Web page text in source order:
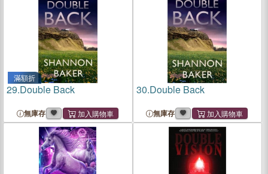
滿額折
29.Double Back
無庫存
30.Double Back
無庫存